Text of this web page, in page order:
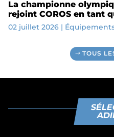
La championne
rejoint COROS en tant
02 juillet 2026|
TOUS